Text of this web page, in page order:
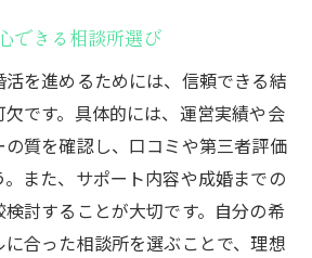
できる相談所選び
を進めるためには、信頼できる結
です。具体的には、運営実績や会
質を確認し、口コミや第三者評価
また、サポート内容や成婚までの
討することが大切です。自分の希
合った相談所を選ぶことで、理想